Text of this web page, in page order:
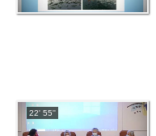
22' 55''